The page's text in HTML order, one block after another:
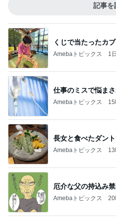
記事を
くじで当たったカ
Amebaトピックス 1
仕事のミスで悩ま
Amebaトピックス
長女と食べたダン
Amebaトピックス
厄介な父の持込み
Amebaトピックス 20